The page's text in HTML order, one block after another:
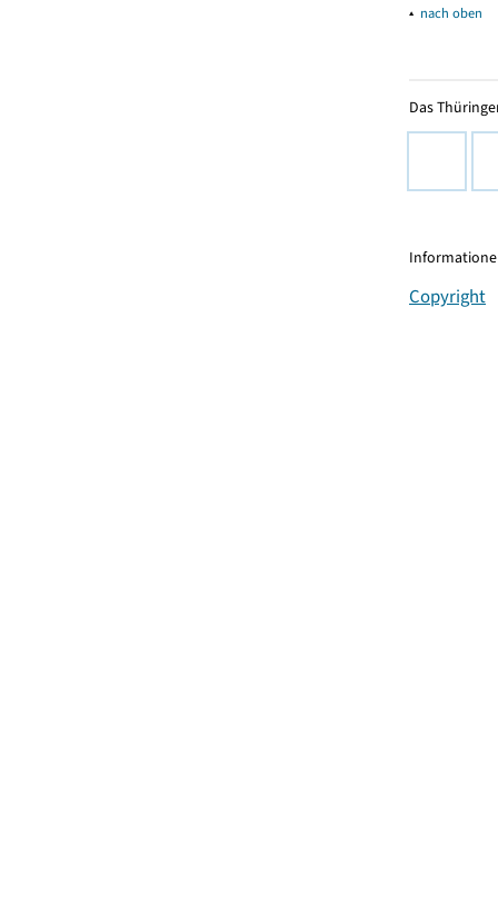
▴ nach oben
Das
Copyright